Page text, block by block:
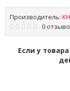
Производитель:
0
Если у